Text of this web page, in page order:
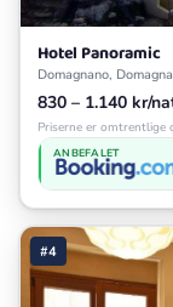
Hotel Panoramic
Domagnano,
830 – 1.140 kr/
Priserne er omtrentlige
ANBEFALET
#4